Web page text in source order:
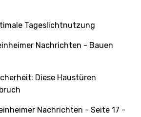
Tageslichtnutzung
Nachrichten - Bauen
Diese Haustüren
Nachrichten - Seite 17 -